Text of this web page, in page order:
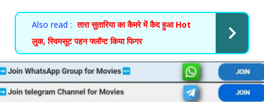
Also read : तारा सुतारिया का कैमरे में कैद हुआ Hot
लुक, स्विमसूट पहन फ्लॉन्ट किया फिगर